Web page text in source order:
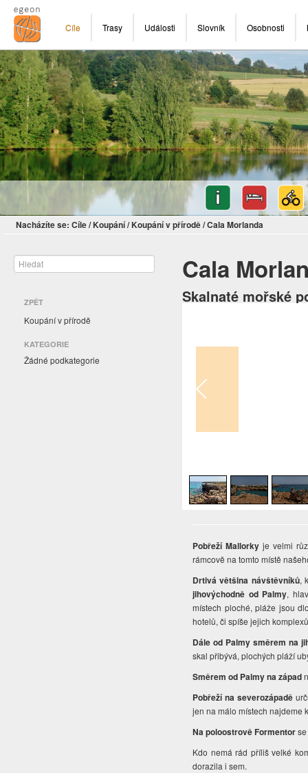
Cíle Trasy Události Slovník Osobnosti
Nacházíte se: Cíle/ Koupání/ Koupání v přírodě/Cala Morlanda
ZPĚT
Koupání v přírodě
KATEGORIE
Žádné podkategorie
Cala
Skalnaté mořské
Pobřeží Mallorkyje velmi
rámcově na tomto místě
Drtivá většina návštěvníků,
jihovýchodně od Palmy,
místech ploché, pláže jsou
hotelů, či spíše jejich
Dále od Palmy směrem na
skal přibývá, plochých pláží
Směrem od Palmy na západ
Pobřeží na severozápadě
jen na málo místech najdeme
Na poloostrově Formentor
Kdo nemá rád příliš velké
dorazila i sem.